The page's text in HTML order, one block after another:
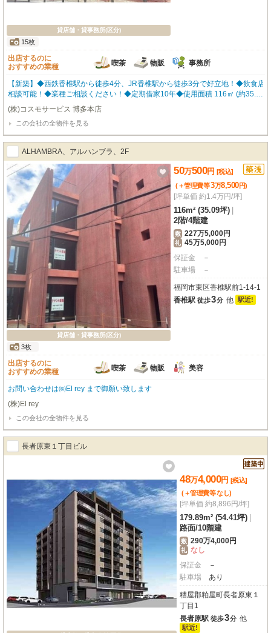
貸店舗・貸事務所(区分)
15枚
出店するのに
おすすめの業種
喫茶 物販 事務所
【新築】◆西鉄香椎駅から徒歩4分、JR香椎駅から徒歩3分で好立地！◆飲食店
相談可能！◆業種ご相談ください！◆定期借家10年◆使用面積 116㎡ (約35.09
坪) ※間取り・写真は現況優先となります。 福岡の物件全てご紹介出来ま
す！！何でもご相談下さい♪ 内覧をご希望の方はお気軽にお申し付けくださ
い！
(株)コスモサービス 博多本店
この会社の全物件を見る
ALHAMBRA、アルハンブラ、2F
貸店舗・貸事務所(区分)
3枚
50万500円 [税込]
(＋管理費等3万8,500円)
[坪単価 約1.4万円/坪]
116m² (35.09坪)
2階/4階建
敷 227万5,000円
礼 45万5,000円
保証金
－
駐車場
－
福岡市東区香椎駅前1-14-1
香椎駅 徒歩3分 他 駅近!
出店するのに
おすすめの業種
喫茶 物販 美容
お問い合わせは㈱El rey まで御願い致します
(株)El rey
この会社の全物件を見る
長者原東１丁目ビル
48万4,000円 [税込]
(＋管理費等なし)
[坪単価 約8,896円/坪]
179.89m² (54.41坪)
路面/10階建
敷 290万4,000円
礼 なし
保証金
－
駐車場
あり
糟屋郡粕屋町長者原東１
丁目1
長者原駅 徒歩3分 他
駅近!